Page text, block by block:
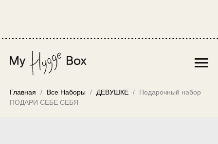
Главная Все Наборы ДЕВУШКЕ
Подарочный набор
ПОДАРИ СЕБЕ СЕБЯ